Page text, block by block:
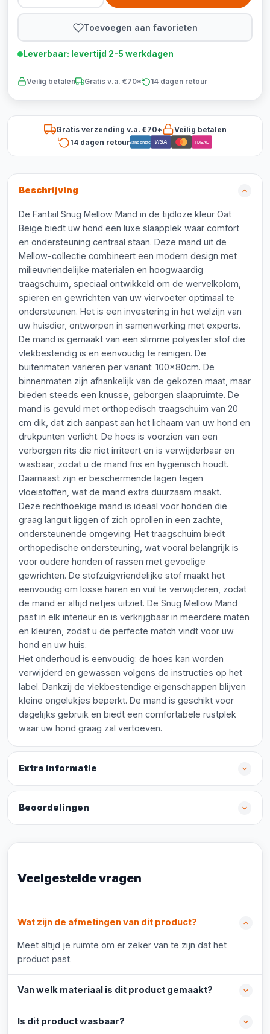
Toevoegen aan favorieten
Leverbaar: levertijd 2-5 werkdagen
Veilig betalen Gratis v.a. €70* 14 dagen retour
Gratis verzending v.a. €70*
Veilig betalen
14 dagen retourBancontact VISA iDEAL
Beschrijving
De Fantail Snug Mellow Mand in de tijdloze kleur Oat
Beige biedt uw hond een luxe slaapplek waar comfort
en ondersteuning centraal staan. Deze mand uit de
Mellow-collectie combineert een modern design met
milieuvriendelijke materialen en hoogwaardig
traagschuim, speciaal ontwikkeld om de wervelkolom,
spieren en gewrichten van uw viervoeter optimaal te
ondersteunen. Het is een investering in het welzijn van
uw huisdier, ontworpen in samenwerking met experts.
De mand is gemaakt van een slimme polyester stof die
vlekbestendig is en eenvoudig te reinigen. De
buitenmaten variëren per variant: 100x80cm. De
binnenmaten zijn afhankelijk van de gekozen maat, maar
bieden steeds een knusse, geborgen slaapruimte. De
mand is gevuld met orthopedisch traagschuim van 20
cm dik, dat zich aanpast aan het lichaam van uw hond en
drukpunten verlicht. De hoes is voorzien van een
verborgen rits die niet irriteert en is verwijderbaar en
wasbaar, zodat u de mand fris en hygiënisch houdt.
Daarnaast zijn er beschermende lagen tegen
vloeistoffen, wat de mand extra duurzaam maakt.
Deze rechthoekige mand is ideaal voor honden die
graag languit liggen of zich oprollen in een zachte,
ondersteunende omgeving. Het traagschuim biedt
orthopedische ondersteuning, wat vooral belangrijk is
voor oudere honden of rassen met gevoelige
gewrichten. De stofzuigvriendelijke stof maakt het
eenvoudig om losse haren en vuil te verwijderen, zodat
de mand er altijd netjes uitziet. De Snug Mellow Mand
past in elk interieur en is verkrijgbaar in meerdere maten
en kleuren, zodat u de perfecte match vindt voor uw
hond en uw huis.
Het onderhoud is eenvoudig: de hoes kan worden
verwijderd en gewassen volgens de instructies op het
label. Dankzij de vlekbestendige eigenschappen blijven
kleine ongelukjes beperkt. De mand is geschikt voor
dagelijks gebruik en biedt een comfortabele rustplek
waar uw hond graag zal vertoeven.
Extra informatie
Beoordelingen
Veelgestelde vragen
Wat zijn de afmetingen van dit product?
Meet altijd je ruimte om er zeker van te zijn dat het
product past.
Van welk materiaal is dit product gemaakt?
Is dit product wasbaar?